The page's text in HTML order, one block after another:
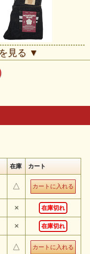
技に拘り、手を藍で染
及。さらに原綿や糸にも
もやらな い超ローテク
人達がいます。そんな
のご紹介です。
る生地を継承し、強度と
フィットモデル。
て緩やかなテーパードを
見る ▼
在庫 カート
△
× 在庫切れ
× 在庫切れ
△